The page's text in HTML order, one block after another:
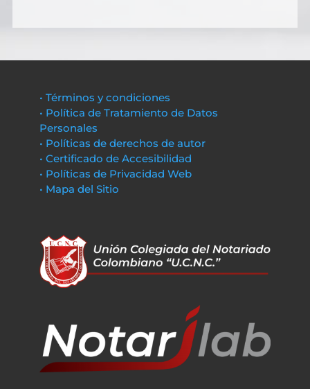
• Términos y condiciones
• Política de Tratamiento de Datos
Personales
• Políticas de derechos de autor
• Certificado de Accesibilidad
• Políticas de Privacidad Web
• Mapa del Sitio